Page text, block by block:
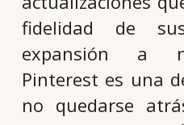
fidelidad de
expansión a
Pinterest es una
no quedarse